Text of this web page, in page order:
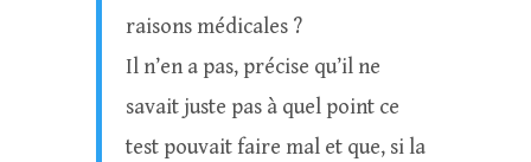
raisons médicales ?
Il n’en a pas, précise qu’il ne
savait juste pas à quel point ce
test pouvait faire mal et que, si la